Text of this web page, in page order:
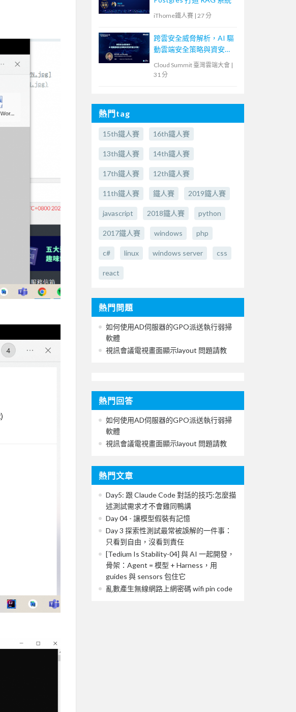
iThome鐵人賽 | 27 分
跨雲安全威脅解析，AI 驅
動雲端安全策略與資安防
Cloud Summit 臺灣雲端大會 |
31 分
熱門tag
15th鐵人賽 16th鐵人賽
13th鐵人賽 14th鐵人賽
17th鐵人賽 12th鐵人賽
11th鐵人賽 鐵人賽 2019鐵人賽
javascript 2018鐵人賽 python
2017鐵人賽 windows php
c# linux windows server css
react
熱門問題
如何使用AD伺服器的GPO派送執行弱掃
軟體
視訊會議電視畫面顯示layout 問題請教
熱門回答
如何使用AD伺服器的GPO派送執行弱掃
軟體
視訊會議電視畫面顯示layout 問題請教
熱門文章
Day5: 跟 Claude Code 對話的技巧:怎麼描
述測試需求才不會雞同鴨講
Day 04 - 讓模型假裝有記憶
Day 3 探索性測試最常被誤解的一件事：
只看到自由，沒看到責任
[Tedium Is Stability-04] 與 AI 一起開發，
骨架：Agent = 模型 + Harness，用
guides 與 sensors 包住它
亂數產生無線網路上網密碼 wifi pin code